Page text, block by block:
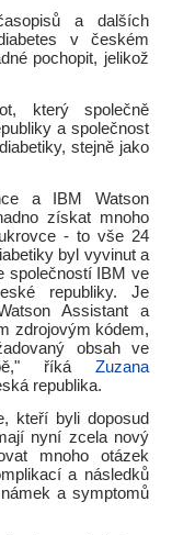
a dalších
v českém
pochopit, jelikož
který společně
a společnost
stejně jako
a IBM Watson
získat mnoho
- to vše 24
byl vyvinut a
společností IBM ve
republiky. Je
Assistant a
zdrojovým kódem,
obsah ve
říká Zuzana
republika.
kteří byli doposud
nyní zcela nový
mnoho otázek
a následků
a symptomů